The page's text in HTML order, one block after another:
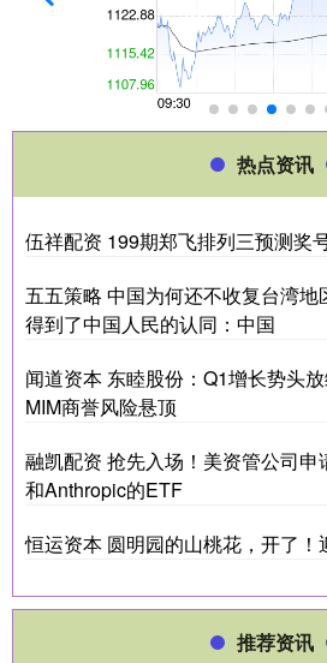
热点资讯
伍祥配资 199期郑飞排列三预测奖
五五策略 中国为何还不收复台湾地
得到了中国人民的认同：中国
闻道资本 东睦股份：Q1增长势头
MIM商誉风险悬顶
融凯配资 抢先入场！美资管公司
和Anthropic的ETF
恒运资本 圆明园的山桃花，开了！
推荐资讯